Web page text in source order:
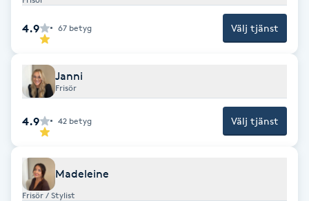
Damklippning
Dermapen
Diamantslipning
Enzympeeling
4.9 67 betyg Välj tjänst
Janni
Frisör
4.9 42 betyg Välj tjänst
Madeleine
Frisör / Stylist